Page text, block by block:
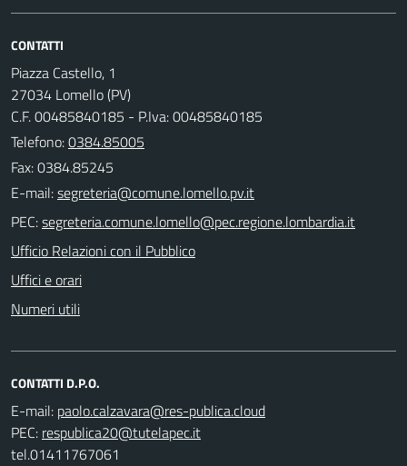
CONTATTI
Piazza Castello, 1
27034 Lomello (PV)
C.F. 00485840185 - P.Iva: 00485840185
Telefono:0384.85005
Fax: 0384.85245
E-mail:
PEC:
Ufficio Relazioni con il Pubblico
Uffici e orari
Numeri utili
CONTATTI D.P.O.
E-mail:
PEC:
tel.01411767061